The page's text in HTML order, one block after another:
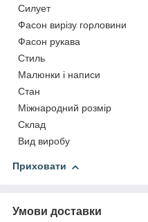
Силует
Фасон вирізу горловини
Фасон рукава
Стиль
Малюнки і написи
Стан
Міжнародний розмір
Склад
Вид виробу
Приховати
Умови доставки